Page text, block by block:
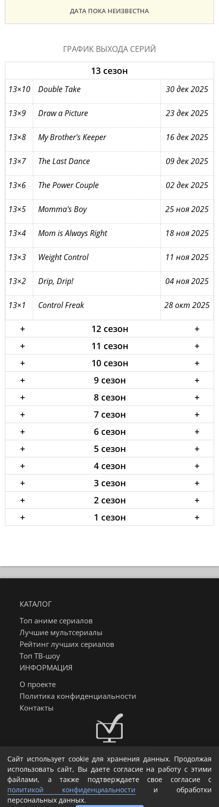
ДАТА ПОКА НЕИЗВЕСТНА
ГРАФИК ВЫХОДА СЕРИЙ
13 сезон
13×10 Double Take 30 дек 2025
13×9 Draw a Picture 23 дек 2025
13×8 My Brother's Keeper 16 дек 2025
13×7 The Last Dance 09 дек 2025
13×6 The Power Couple 02 дек 2025
13×5 Momma's Boy 25 ноя 2025
13×4 Mom is Always Right 18 ноя 2025
13×3 Weight Control 11 ноя 2025
13×2 Drip, Drip! 04 ноя 2025
13×1 Control Freak 28 окт 2025
+ 12 сезон
+
+
11 сезон
+
+
10 сезон
+
+
9 сезон
+
+
8 сезон
+
+
7 сезон
+
+
6 сезон
+
+
5 сезон
+
+
4 сезон
+
+
3 сезон
+
+
2 сезон
+
+
1 сезон +
КАТАЛОГ
Топ аниме сериалов
Лучшие мультсериалы
Рейтинг лучших сериалов
Топ ТВ-шоу
ИНФОРМАЦИЯ
О проекте
Политика конфиденциальности
Контакты
сериалов, аниме и тв-шоу
Создание и SEO продвижение сайта - 7gex
Сайт использует cookie для хранения данных. Продолжая
использовать сайт, Вы даете согласие на работу с этими
файлами, а также подтверждаете свое согласие с
политикой конфиденциальности и обработки
персональных данных.